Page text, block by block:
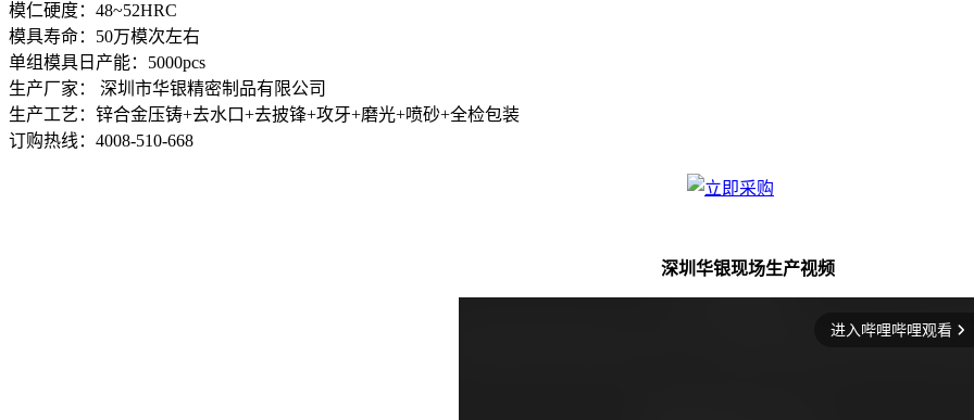
模仁硬度：48~52HRC
模具寿命：50万模次左右
单组模具日产能：5000pcs
生产厂家： 深圳市华银精密制品有限公司
生产工艺：锌合金压铸+去水口+去披锋+攻牙+磨光+喷砂+全检包装
订购热线： 4008-510-668
深圳华银现场生产视频